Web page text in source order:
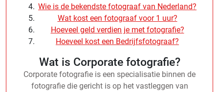
Wie is de bekendste fotograaf van Nederland?
Wat kost een fotograaf voor 1 uur?
Hoeveel geld verdien je met fotografie?
Hoeveel kost een Bedrijfsfotograaf?
Wat is Corporate fotografie?
Corporate fotografie is een specialisatie binnen de
fotografie die gericht is op het vastleggen van